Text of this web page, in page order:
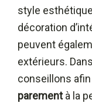
style
décoration
peuvent
extérieurs.
conseillons afin
parementà la